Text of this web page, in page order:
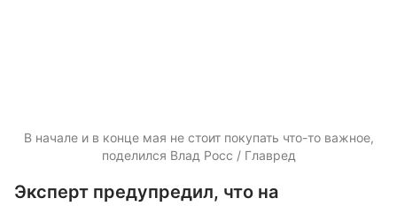
В начале и в конце мая не стоит покупать что-то важное,
поделился Влад Росс / Главред
Эксперт предупредил, что на